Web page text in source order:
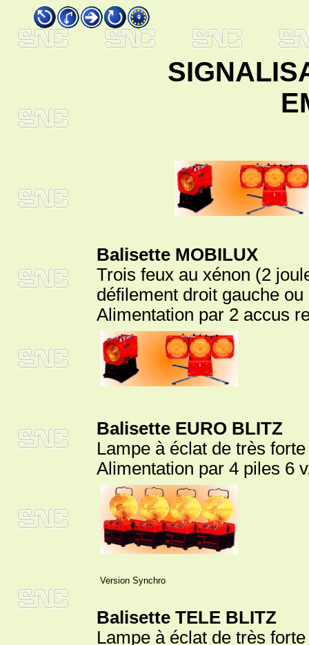
Balisette MOBILUX
Trois feux au xénon (2
défilement droit gauche
Alimentation par 2 accus
Balisette EURO BLITZ
Lampe à éclat de très
Alimentation par 4 piles 6
Version Synchro
Balisette TELE BLITZ
Lampe à éclat de très